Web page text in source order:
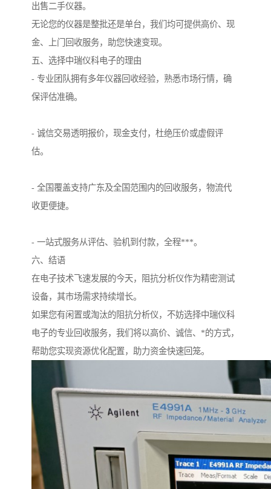
出售二手仪器。
无论您的仪器是整批还是单台，我们均可提供高价、现
金、上门回收服务，助您快速变现。
五、选择中瑞仪科电子的理由
- 专业团队拥有多年仪器回收经验，熟悉市场行情，确
保评估准确。
- 诚信交易透明报价，现金支付，杜绝压价或虚假评
估。
- 全国覆盖支持广东及全国范围内的回收服务，物流代
收更便捷。
- 一站式服务从评估、验机到付款，全程***。
六、结语
在电子技术飞速发展的今天，阻抗分析仪作为精密测试
设备，其市场需求持续增长。
如果您有闲置或淘汰的阻抗分析仪，不妨选择中瑞仪科
电子的专业回收服务，我们将以高价、诚信、*的方式，
帮助您实现资源优化配置，助力资金快速回笼。